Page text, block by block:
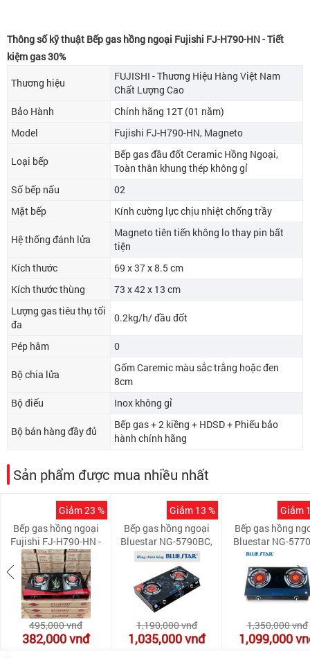
Thông số kỹ thuật Bếp gas hồng ngoại Fujishi FJ-H790-HN - Tiết
kiệm gas 30%
Thương hiệu
FUJISHI - Thương Hiệu Hàng Việt Nam
Chất Lượng Cao
Bảo Hành
Chính hãng 12T (01 năm)
Model
Fujishi FJ-H790-HN, Magneto
Loại bếp
Bếp gas đầu đốt Ceramic Hồng Ngoại,
Toàn thân khung thép không gỉ
Số bếp nấu
02
Mặt bếp
Kính cường lực chịu nhiệt chống trầy
Hệ thống đánh lửa
Magneto tiên tiến không lo thay pin bất
tiện
Kích thước
69 x 37 x 8.5 cm
Kích thước thùng
73 x 42 x 13 cm
Lượng gas tiêu thụ tối
đa
0.2kg/h/ đầu đốt
Pép hâm 0
Bộ chia lửa
Gốm Caremic màu sắc trắng hoặc đen
8cm
Bộ điếu
Inox không gỉ
Bộ bán hàng đầy đủ
Bếp gas + 2 kiềng + HDSD + Phiếu bảo
hành chính hãng
Sản phẩm được mua nhiều nhất
Giảm 23 %
Bếp gas hồng ngoại
Fujishi FJ-H790-HN -
Tiết kiệm gas 30%
495,000vnđ
382,000vnđ
Giảm 13 %
Bếp gas hồng ngoại
Bluestar NG-5790BC,
Magneto 2 vòng lửa
1,190,000vnđ
1,035,000vnđ
Giảm
Bếp gas hồng
Bluestar NG-
Pép hâm
1,350,000vnđ
1,099,000